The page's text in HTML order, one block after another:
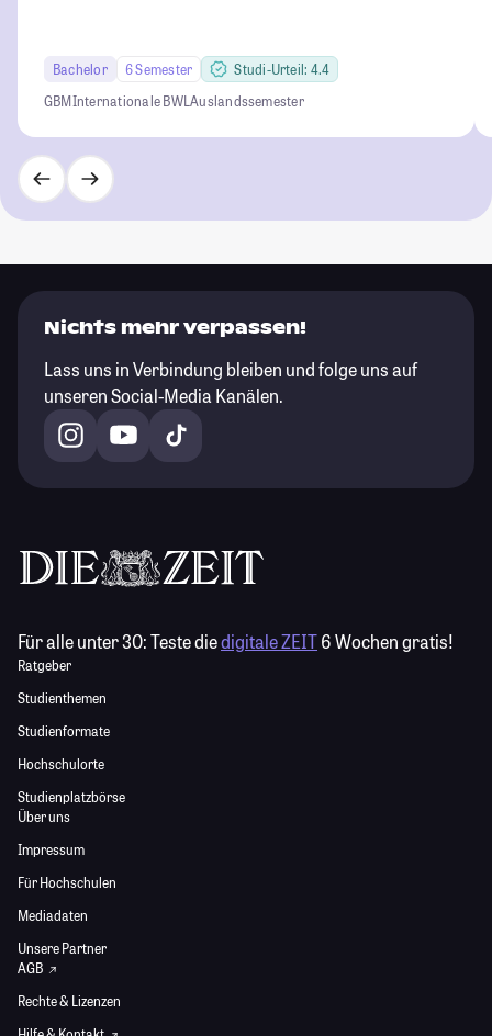
Bachelor 6 Semester
Studi-Urteil: 4.4
GBMInternationale BWLAuslandssemester
Nichts mehr verpassen!
Lass uns in Verbindung bleiben und folge uns auf
unseren Social-Media Kanälen.
Für alle unter 30:Teste diedigitale ZEIT6 Wochen gratis!
Ratgeber
Studienthemen
Studienformate
Hochschulorte
Studienplatzbörse
Über uns
Impressum
Für Hochschulen
Mediadaten
Unsere Partner
AGB
Rechte & Lizenzen